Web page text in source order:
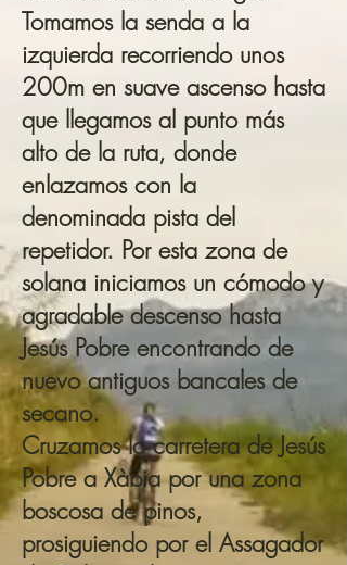
Tomamos la senda a la
izquierda recorriendo unos
200m en suave ascenso hasta
que llegamos al punto más
alto de la ruta, donde
enlazamos con la
denominada pista del
repetidor. Por esta zona de
solana iniciamos un cómodo y
agradable descenso hasta
Jesús Pobre encontrando de
nuevo antiguos bancales de
secano.
Cruzamos la carretera de Jesús
Pobre a Xàbia por una zona
boscosa de pinos,
prosiguiendo por el Assagador